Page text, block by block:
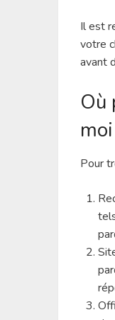
Il est
votre
avant
Où
Pour